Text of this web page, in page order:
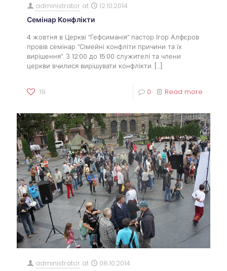
administrator at 12.10.2014
Семінар Конфлікти
4 жовтня в Церкві “Гефсиманія” пастор Ігор Алфєров
провів семінар “Сімейні конфліти причини та їх
вирішення”. З 12:00 до 15:00 служителі та члени
церкви вчилися вирішувати конфлікти. […]
19 0 Read more
administrator at 08.10.2014